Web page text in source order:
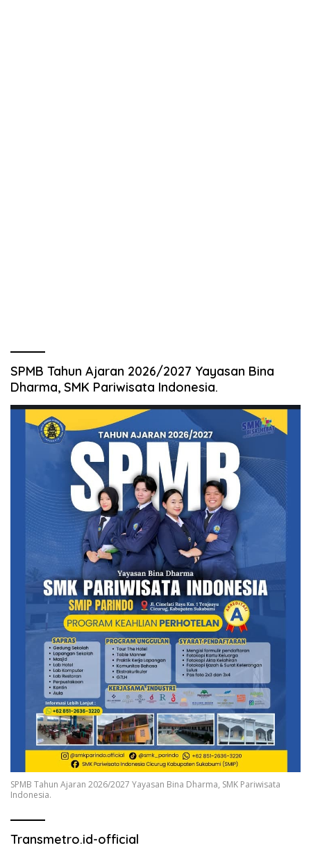
SPMB Tahun Ajaran 2026/2027 Yayasan Bina
Dharma, SMK Pariwisata Indonesia.
SPMB Tahun Ajaran 2026/2027 Yayasan Bina Dharma, SMK Pariwisata
Indonesia.
Transmetro.id-official